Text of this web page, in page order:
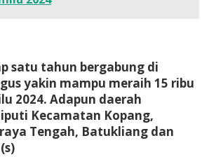
satu tahun bergabung di
yakin mampu meraih 15 ribu
2024. Adapun daerah
Kecamatan Kopang,
Tengah, Batukliang dan